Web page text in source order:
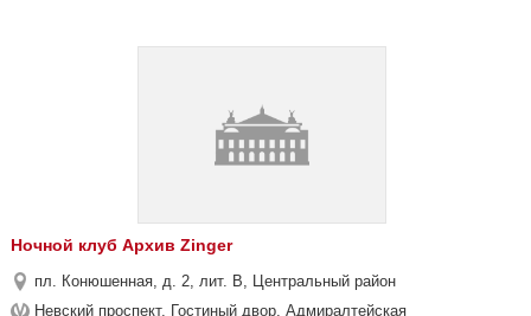
Ночной клуб Архив Zinger
пл. Конюшенная, д. 2, лит. В, Центральный район
Невский проспект, Гостиный двор, Адмиралтейская